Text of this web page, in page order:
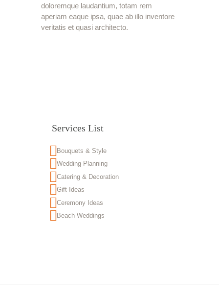
doloremque laudantium, totam rem
aperiam eaque ipsa, quae ab illo inventore
veritatis et quasi architecto.
Services List
Bouquets & Style
Wedding Planning
Catering & Decoration
Gift Ideas
Ceremony Ideas
Beach Weddings